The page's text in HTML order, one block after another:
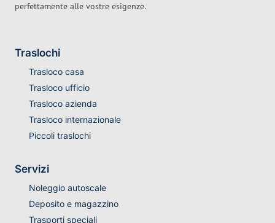
perfettamente alle vostre esigenze.
Traslochi
Trasloco casa
Trasloco ufficio
Trasloco azienda
Trasloco internazionale
Piccoli traslochi
Servizi
Noleggio autoscale
Deposito e magazzino
Trasporti speciali